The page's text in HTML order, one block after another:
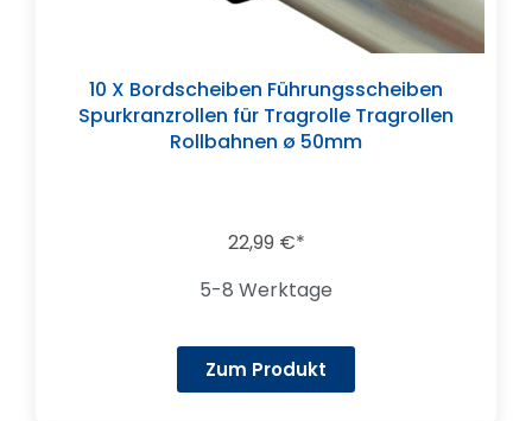
10 X Bordscheiben Führungsscheiben
Spurkranzrollen für Tragrolle Tragrollen
Rollbahnen ø 50mm
22,99 €
5-8 Werktage
Zum Produkt